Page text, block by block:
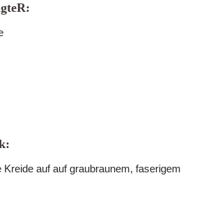
auf auf graubraunem, faserigem